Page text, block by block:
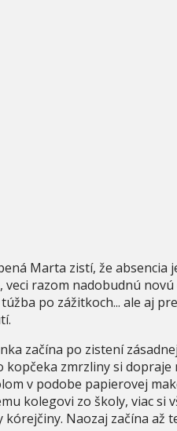
Marta zistí, že absencia
veci razom nadobudnú
po zážitkoch... ale aj
začína po zistení
kopčeka zmrzliny si
v podobe papierovej
kolegovi zo školy, viac si
kórejčiny. Naozaj začína až